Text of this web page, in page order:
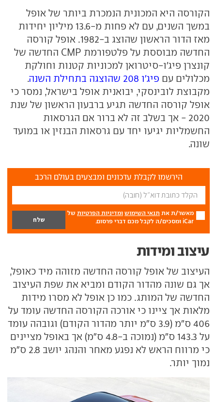
הקורסה היא המכונית הנמכרת ביותר של אופל
במשך השנים, עם לא פחות מ-13.6 מיליון יחידות
מאז הדור הראשון שהוצג ב-1982. אופל קורסה
החדשה מבוססת על פלטפורמת CMP החדשה של
קונצרן פיג'ו-סיטרואן למכוניות קטנות וחולקת
מכלולים עם פיג'ו 208 שהוצגה בתחילת השנה
.
מקבוצת לובינסקי, יבואנית אופל בישראל, נמסר כי
אופל קורסה החדשה תגיע ברבעון הראשון של שנת
2020 - אך בשלב זה לא ברור אם הגרסאות
החשמליות יגיעו יחד עם גרסאות הבנזין או במועד
שונה.
הירשמו לקבלת עדכונים ומבצעים בעולם הרכב
מאשר/ת את תנאי השימוש ומדיניות הפרטיות של
iCar ומסכים/ה לקבל מכם דברי פרסום.
עיצוב ומידות
העיצוב של אופל קורסה החדשה מזוהה מיד כאופל,
אך גם שונה מהדור הקודם ומביא את שפת העיצוב
החדשה של המותג. כמו כן אופל לא מסרו מידות
מלאות אך ציינו כי אורכה הקורסה החדשה עומד על
406 ס"מ (3.9 ס"מ יותר מהדור הקודם) וגובהה עומד
על 143.3 ס"מ (נמוכה ב-4.8 ס"מ) אך באופל מציינים
כי מרווח הראש לא נפגע מאחר והנהג יושב 2.8 ס"מ
נמוך יותר.